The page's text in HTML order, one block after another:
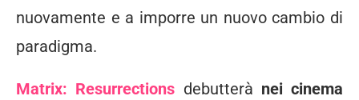
nuovamente e a imporre un nuovo cambio di
paradigma.
Matrix: Resurrections debutterà nei cinema